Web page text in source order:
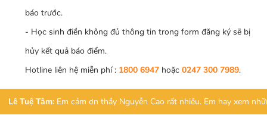
báo trước.
- Học sinh điền không đủ thông tin trong form đăng ký sẽ bị
hủy kết quả báo điểm.
Hotline liên hệ miễn phí : 1800 6947 hoặc 0247 300 7989.
Lê Tuệ Tâm:Em cảm ơn thầy Nguyễn Cao rất nhiều. Em hay xem